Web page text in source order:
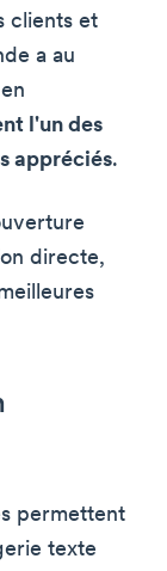
clients et
a au
l'un des
appréciés.
directe,
permettent
texte